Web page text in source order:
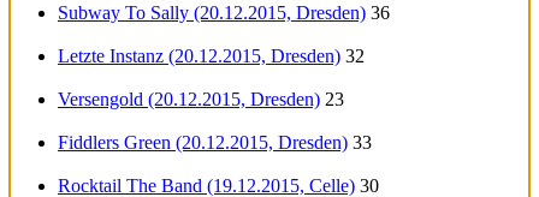
Subway To Sally (20.12.2015, Dresden) 36
Letzte Instanz (20.12.2015, Dresden) 32
Versengold (20.12.2015, Dresden) 23
Fiddlers Green (20.12.2015, Dresden) 33
Rocktail The Band (19.12.2015, Celle) 30